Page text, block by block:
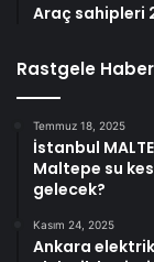
Araç sahipleri
Rastgele
Temmuz 18, 2025
İstanbul
Maltepe su
gelecek?
Kasım 24, 2025
Ankara